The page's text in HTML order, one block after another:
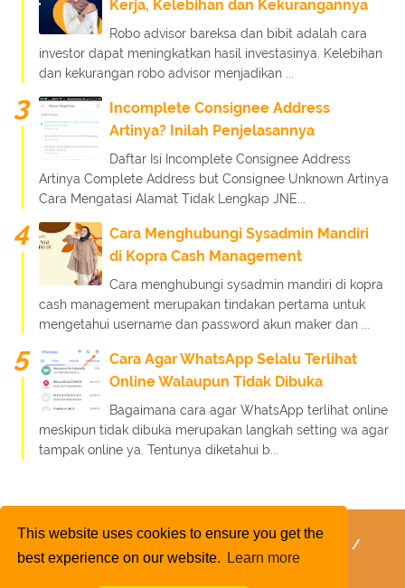
This website uses cookies to ensure you get the
best experience on our website.
Learn more
Kerja, Kelebihan dan Kekurangannya
Robo advisor bareksa dan bibit adalah cara
investor dapat meningkatkan hasil investasinya. Kelebihan
dan kekurangan robo advisor menjadikan ...
Incomplete Consignee Address
Artinya? Inilah Penjelasannya
Daftar Isi Incomplete Consignee Address
Artinya Complete Address but Consignee Unknown Artinya
Cara Mengatasi Alamat Tidak Lengkap JNE...
Cara Menghubungi Sysadmin Mandiri
di Kopra Cash Management
Cara menghubungi sysadmin mandiri di kopra
cash management merupakan tindakan pertama untuk
mengetahui username dan password akun maker dan ...
Cara Agar WhatsApp Selalu Terlihat
Online Walaupun Tidak Dibuka
Bagaimana cara agar WhatsApp terlihat online
meskipun tidak dibuka merupakan langkah setting wa agar
tampak online ya. Tentunya diketahui b...
Kebijakan Privasi